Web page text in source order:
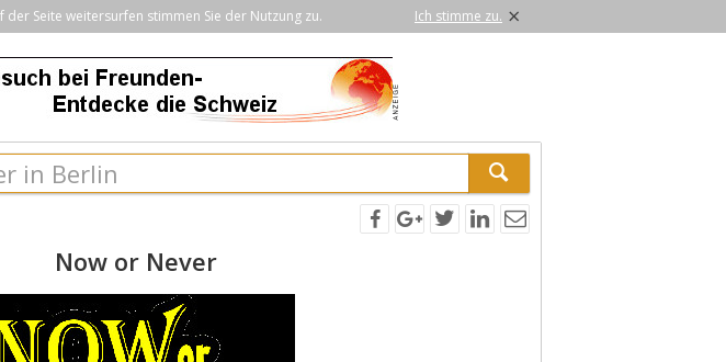
Seite weitersurfen stimmen Sie der Nutzung zu. Ich stimme zu. ×
Now or Never